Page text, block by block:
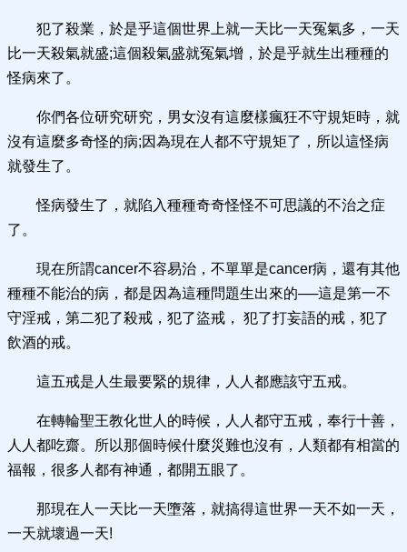
犯了殺業，於是乎這個世界上就一天比一天冤氣多，一天
比一天殺氣就盛;這個殺氣盛就冤氣增，於是乎就生出種種的
怪病來了。
你們各位研究研究，男女沒有這麼樣瘋狂不守規矩時，就
沒有這麼多奇怪的病;因為現在人都不守規矩了，所以這怪病
就發生了。
怪病發生了，就陷入種種奇奇怪怪不可思議的不治之症
了。
現在所謂cancer不容易治，不單單是cancer病，還有其他
種種不能治的病，都是因為這種問題生出來的──這是第一不
守淫戒，第二犯了殺戒，犯了盜戒， 犯了打妄語的戒，犯了
飲酒的戒。
這五戒是人生最要緊的規律，人人都應該守五戒。
在轉輪聖王教化世人的時候，人人都守五戒，奉行十善，
人人都吃齋。所以那個時候什麼災難也沒有，人類都有相當的
福報，很多人都有神通，都開五眼了。
那現在人一天比一天墮落，就搞得這世界一天不如一天，
一天就壞過一天!